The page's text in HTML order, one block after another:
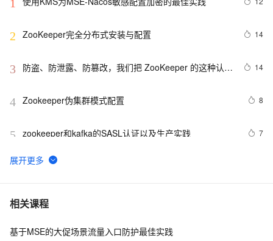
1
2 ZooKeeper完全分布式安装与配置 14
3
防盗、防泄露、防篡改，我们把 ZooKeeper 的这种认证
14
4 Zookeeper伪集群模式配置 8
5 zookeeper和kafka的SASL认证以及生产实践 7
6
【机器学习技巧】回归模型的几个常用评估指标（R2、
sklearn中的调用方式
7 微软 MSE Build 1.0.1959.0 最新版发布
8 zookeeper部署安装
相关课程
基于MSE的大促场景流量入口防护最佳实践